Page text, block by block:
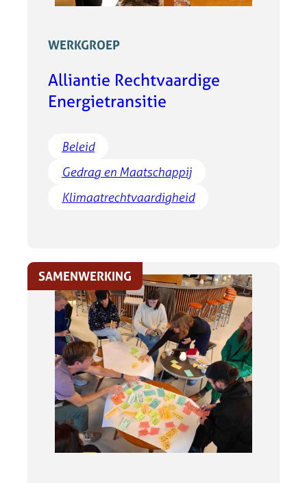
WERKGROEP
Alliantie Rechtvaardige
Energietransitie
Beleid
Gedrag en Maatschappij
Klimaatrechtvaardigheid
SAMENWERKING